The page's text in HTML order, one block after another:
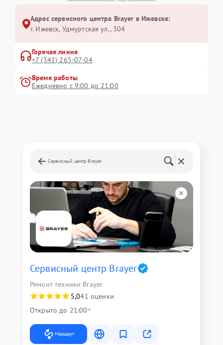
Адрес сервисного центра Brayer в Ижевске:
г. Ижевск, Удмуртская ул., 304
Горячая линия
+7 (341) 265-07-04
Время работы
Ежедневно с 9:00 до 21:00
Сервисный центр Brayer
Сервисный центр Brayer
Ремонт техники Brayer
5,041 оценки
Открыто до 21:00
Маршрут